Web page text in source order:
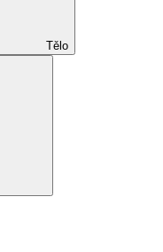
Tělo